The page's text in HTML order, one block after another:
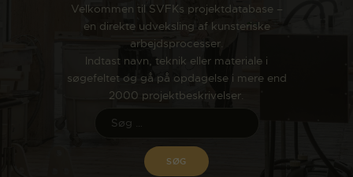
Velkommen til SVFKs projektdatabase –
en direkte udveksling af kunsteriske
arbejdsprocesser.
Indtast navn, teknik eller materiale i
søgefeltet og gå på opdagelse i mere end
2000 projektbeskrivelser.